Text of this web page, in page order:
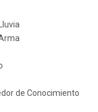
de Conocimiento